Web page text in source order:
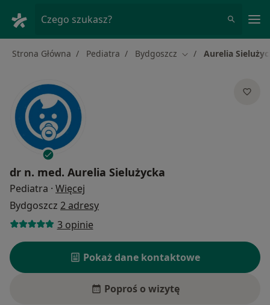
Czego szukasz?
Strona Główna Pediatra Bydgoszcz Zmień miasto
Aurelia
dr n. med. Aurelia Sielużycka
Pediatra · Więcej
Bydgoszcz 2 adresy
3 opinie
Pokaż dane kontaktowe
Poproś o wizytę